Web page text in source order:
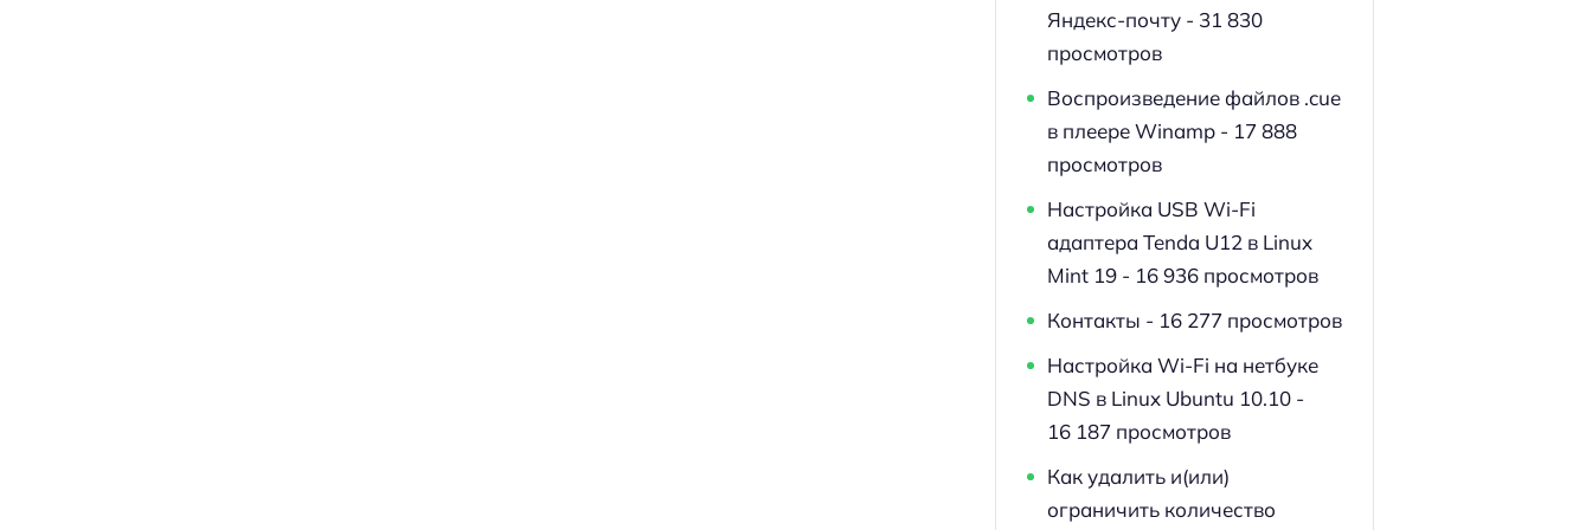
Яндекс-почту- 31 830
просмотров
Воспроизведение файлов .cue
в плеере Winamp- 17 888
просмотров
Настройка USB Wi-Fi
адаптера Tenda U12 в Linux
Mint 19- 16 936 просмотров
Контакты - 16 277 просмотров
Настройка Wi-Fi на нетбуке
DNS в Linux Ubuntu 10.10-
16 187 просмотров
Как удалить и(или)
ограничить количество